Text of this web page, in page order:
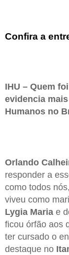
Confira a
IHU – Quem
evidencia
Humanos no
Orlando
responder a
como todos
viveu como
Lygia Maria e
ficou órfão aos
ter cursado o
destaque no